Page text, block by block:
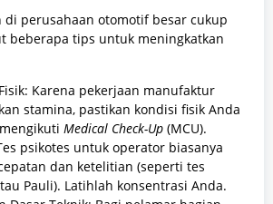
di perusahaan otomotif besar cukup
beberapa tips untuk meningkatkan
Karena pekerjaan manufaktur
stamina, pastikan kondisi fisik Anda
Medical Check-Up (MCU).
psikotes untuk operator biasanya
dan ketelitian (seperti tes
Pauli). Latihlah konsentrasi Anda.